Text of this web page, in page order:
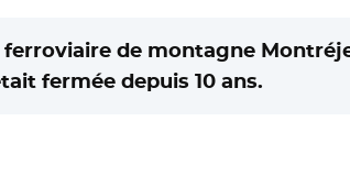
de montagne
fermée depuis 10 ans.